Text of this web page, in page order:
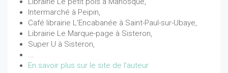
Intermarché à Peipin,
Café librairie L'Encabanée à Saint-Paul-sur-Ubaye,
Librairie Le Marque-page à Sisteron,
Super U à Sisteron,
...
En savoir plus sur le site de l’auteur